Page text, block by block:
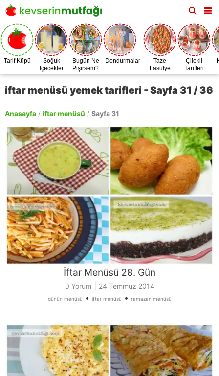
Tarif Küpü
Soğuk
İçecekler
Bugün Ne
Pişirsem?
Dondurmalar
Taze
Fasulye
Zamanı
Çilekli
Tarifleri
iftar menüsü yemek tarifleri - Sayfa 31 / 36
Anasayfa / iftar menüsü / Sayfa 31
İftar Menüsü 28. Gün
0 Yorum 24 Temmuz 2014
günün menüsü • iftar menüsü • ramazan menüsü